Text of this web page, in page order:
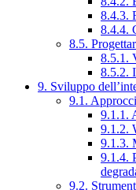
8.4.3.
8.4.4.
8.5.
8.5.1.
8.5.2.
9. Sviluppo
9.1.
9.1.1.
9.1.2.
9.1.3.
9.1.4.
9.2.